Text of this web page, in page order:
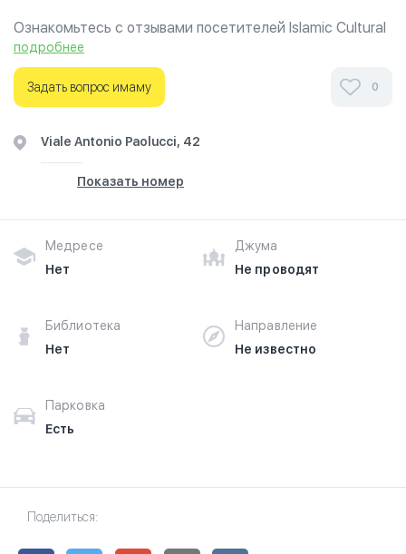
Ознакомьтесь с отзывами посетителей Islamic Cultural
Center в г.Венеция на фотографиях и узнайте о часах
работы. Ваше духовное путешествие начинается
здесь.
подробнее
Задать вопрос имаму 0
Viale Antonio Paolucci, 42
Показать номер
Медресе
Нет
Джума
Не проводят
Библиотека
Нет
Направление
Не известно
Парковка
Есть
Поделиться: